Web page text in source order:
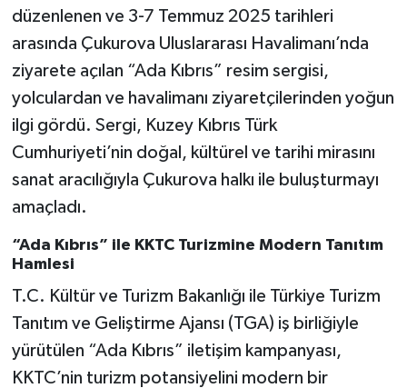
düzenlenen ve 3-7 Temmuz 2025 tarihleri
arasında Çukurova Uluslararası Havalimanı’nda
ziyarete açılan “Ada Kıbrıs” resim sergisi,
yolculardan ve havalimanı ziyaretçilerinden yoğun
ilgi gördü. Sergi, Kuzey Kıbrıs Türk
Cumhuriyeti’nin doğal, kültürel ve tarihi mirasını
sanat aracılığıyla Çukurova halkı ile buluşturmayı
amaçladı.
“Ada Kıbrıs” ile KKTC Turizmine Modern Tanıtım
Hamlesi
T.C. Kültür ve Turizm Bakanlığı ile Türkiye Turizm
Tanıtım ve Geliştirme Ajansı (TGA) iş birliğiyle
yürütülen “Ada Kıbrıs” iletişim kampanyası,
KKTC’nin turizm potansiyelini modern bir